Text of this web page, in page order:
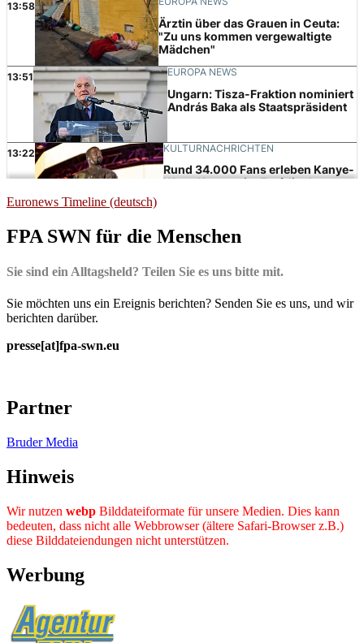
Euronews Timeline (deutsch)
FPA SWN für die Menschen
Sie sind ein Alltagsheld? Teilen Sie es uns bitte mit.
Sie möchten uns ein Ereignis berichten? Senden Sie es uns, und wir
berichten darüber.
presse[at]fpa-swn.eu
Partner
Bruder Media
Hinweis
Wir nutzen webp Bilddateiformate für unsere Medien. Dies kann
bedeuten, dass nicht alle Webbrowser (ältere Safari-Browser z.B.)
diese Bilddateiendungen nicht unterstützen.
Werbung